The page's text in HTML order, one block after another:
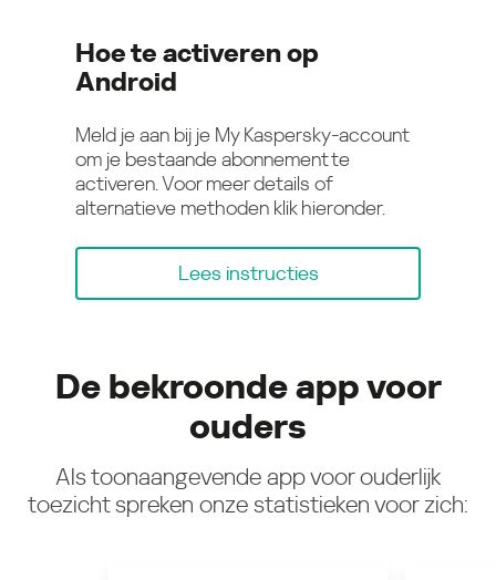
Hoe te activeren op
Android
Meld je aan bij je My Kaspersky-account
om je bestaande abonnement te
activeren. Voor meer details of
alternatieve methoden klik hieronder.
Lees instructies
De bekroonde app voor
ouders
Als toonaangevende app voor ouderlijk
toezicht spreken onze statistieken voor zich: